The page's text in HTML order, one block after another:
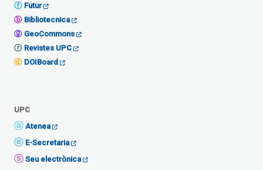
Futur
Bibliotecnica
GeoCommons
Revistes UPC
DOIBoard
UPC
Atenea
E-Secretaria
Seu electrònica